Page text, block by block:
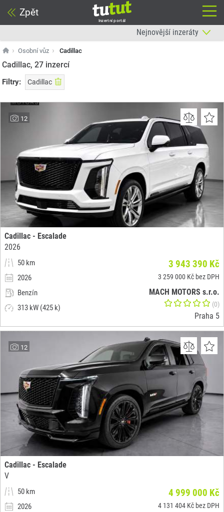
Zpět
Inzertní portál
Osobní vůz Cadillac
Cadillac, 27 inzercí
Filtry: Cadillac
12
Cadillac - Escalade
2026
50 km
2026
Benzín
313 kW (425 k)
3 943 390 Kč
3 259 000 Kč bez DPH
MACH MOTORS s.r.o.
(0)
Praha 5
12
Cadillac - Escalade
V
50 km
2026
4 999 000 Kč
4 131 404 Kč bez DPH